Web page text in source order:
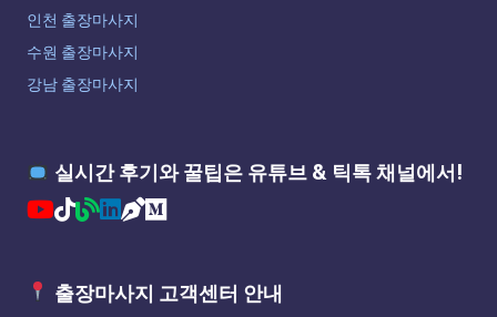
인천 출장마사지
수원 출장마사지
강남 출장마사지
실시간 후기와 꿀팁은 유튜브 & 틱톡 채널에서!
출장마사지 고객센터 안내